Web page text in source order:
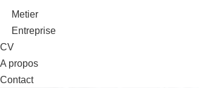
Metier
Entreprise
CV
A propos
Contact